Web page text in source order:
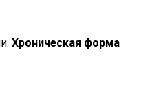
Хроническая форма